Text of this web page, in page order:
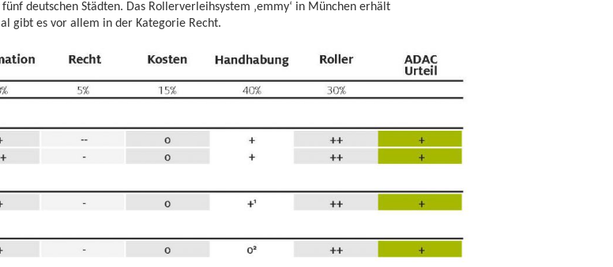
deutschen Städten. Das Rollerverleihsystem ‚emmy‘ in München erhält
gibt es vor allem in der Kategorie Recht.